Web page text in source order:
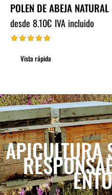
POLEN DE ABEJA
desde 8.10€ IVA incluido
conVista rápida
APICULTURA